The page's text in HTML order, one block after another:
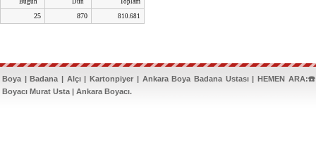
Bugün Dün Toplam
25 870 810.681
Boya | Badana | Alçı | Kartonpiyer | Ankara Boya Badana Ustası | HEMEN
Boyacı Murat Usta | Ankara Boyacı.